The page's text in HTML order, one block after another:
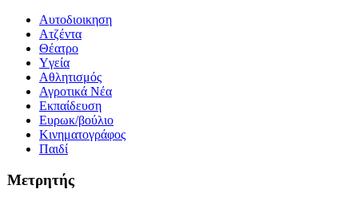
Αυτοδιοικηση
Ατζέντα
Θέατρο
Yγεία
Αθλητισμός
Αγροτικά Νέα
Εκπαίδευση
Ευρωκ/βούλιο
Κινηματογράφος
Παιδί
Μετρητής